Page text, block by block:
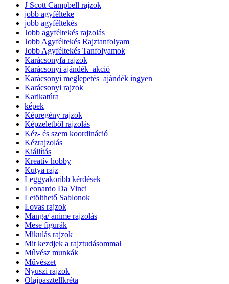
J Scott Campbell rajzok
jobb agyfélteke
jobb agyféltekés
Jobb agyféltekés rajzolás
Jobb Agyféltekés Rajztanfolyam
Jobb Agyféltekés Tanfolyamok
Karácsonyfa rajzok
Karácsonyi ajándék_akció
Karácsonyi meglepetés_ajándék ingyen
Karácsonyi rajzok
Karikatúra
képek
Képregény rajzok
Képzeletből rajzolás
Kéz- és szem koordináció
Kézrajzolás
Kiállítás
Kreatív hobby
Kutya rajz
Leggyakoribb kérdések
Leonardo Da Vinci
Letölthető Sablonok
Lovas rajzok
Manga/ anime rajzolás
Mese figurák
Mikulás rajzok
Mit kezdjek a rajztudásommal
Művész munkák
Művészet
Nyuszi rajzok
Olajpasztellkréta